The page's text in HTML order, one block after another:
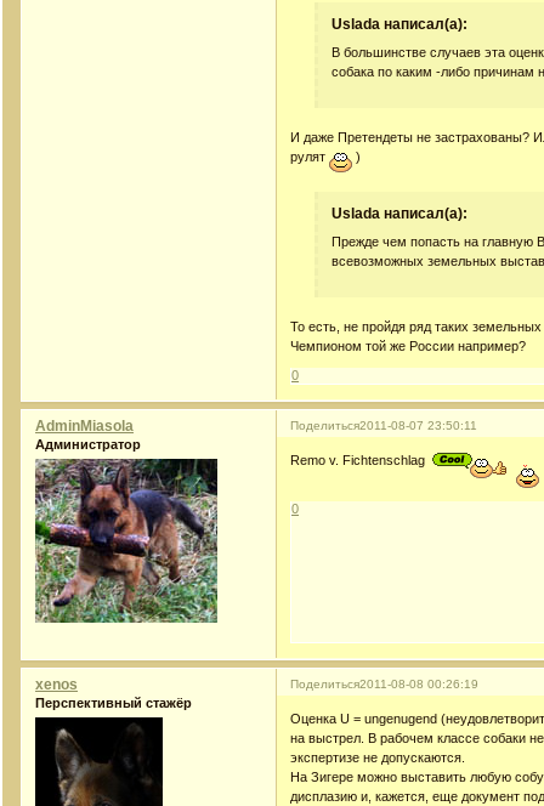
Uslada написал(а):
В большинстве случаев эта
собака по каким -либо причинам
И даже Претендеты не застрахованы?
рулят
)
Uslada написал(а):
Прежде чем попасть на главную
всевозможных земельных
То есть, не пройдя ряд таких
Чемпионом той же России например?
0
Поделиться2011-08-07 23:50:11
AdminMiasola
Администратор
Remo v. Fichtenschlag
0
Поделиться2011-08-08 00:26:19
xenos
Перспективный стажёр
Оценка U = ungenugend
на выстрел. В рабочем классе собаки
экспертизе не допускаются.
На Зигере можно выставить любую
дисплазию и, кажется, еще документ